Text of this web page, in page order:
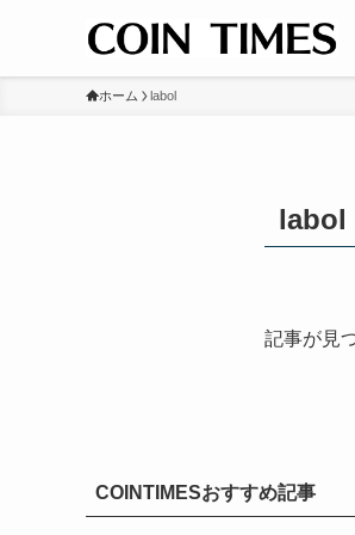
ホーム labol
labol
記事が見
COINTIMESおすすめ記事